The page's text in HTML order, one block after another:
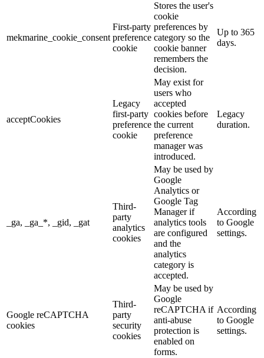
mekmarine_cookie_consent
First-party
preference
cookie
Stores the user's
cookie
preferences by
category so the
cookie banner
remembers the
decision.
Up to 365
days.
acceptCookies
Legacy
first-party
preference
cookie
May exist for
users who
accepted
cookies before
the current
preference
manager was
introduced.
Legacy
duration.
_ga, _ga_*, _gid, _gat
Third-
party
analytics
cookies
May be used by
Google
Analytics or
Google Tag
Manager if
analytics tools
are configured
and the
analytics
category is
accepted.
According
to Google
settings.
Google reCAPTCHA
cookies
Third-
party
security
cookies
May be used by
Google
reCAPTCHA if
anti-abuse
protection is
enabled on
forms.
According
to Google
settings.